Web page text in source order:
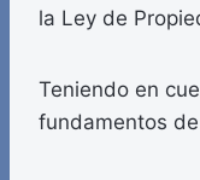
la Ley de
Teniendo en
fundamentos